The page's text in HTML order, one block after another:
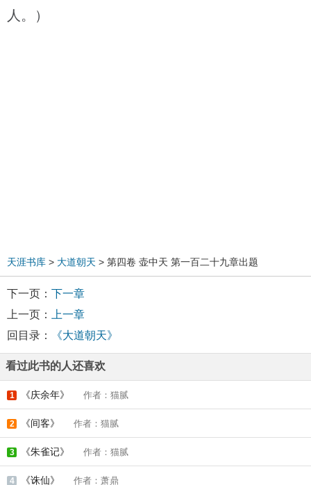
人。）
天涯书库 > 大道朝天 > 第四卷 壶中天 第一百二十九章出题
下一页： 下一章
上一页：
上一章
回目录：
《大道朝天》
看过此书的人还喜欢
1 《庆余年》 作者：猫腻
2 《间客》 作者：猫腻
3 《朱雀记》 作者：猫腻
4 《诛仙》 作者：萧鼎